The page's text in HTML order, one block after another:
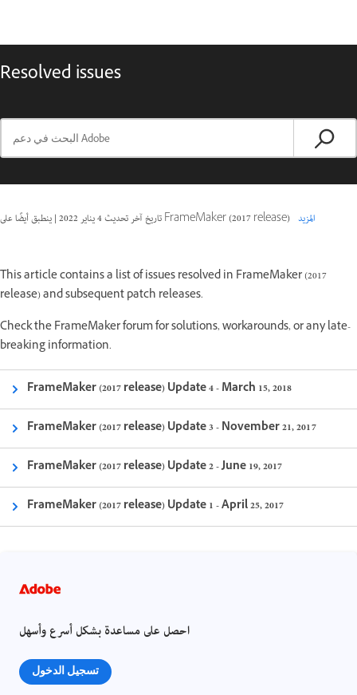
Resolved issues
تاريخ آخر تحديث4 يناير 2022 | ينطبق أيضًا على FrameMaker (2017 release) المزيد
This article contains a list of issues resolved in FrameMaker (2017
release) and subsequent patch releases.
Check the FrameMaker forum for solutions, workarounds, or any late-
breaking information.
FrameMaker (2017 release) Update 4 - March 15, 2018
FrameMaker (2017 release) Update 3 - November 21, 2017
FrameMaker (2017 release) Update 2 - June 19, 2017
FrameMaker (2017 release) Update 1 - April 25, 2017
احصل على مساعدة بشكل أسرع وأسهل
تسجيل الدخول